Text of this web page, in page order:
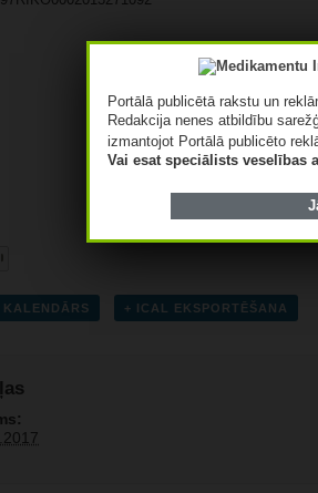
+ ICAL EKSPORTĒŠANA
Portālā publicētā rakstu un
Redakcija nenes atbildību
izmantojot Portālā publicēto
Vai esat speciālists veselības